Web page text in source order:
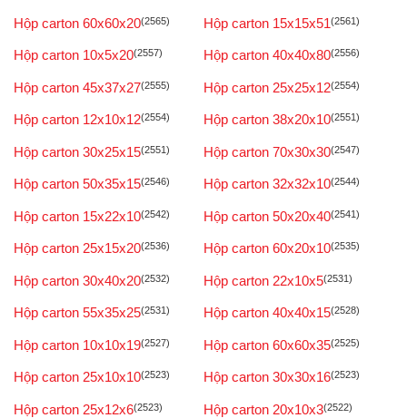
Hộp carton 60x60x20(2565) Hộp carton 15x15x51(2561)
Hộp carton 10x5x20(2557) Hộp carton 40x40x80(2556)
Hộp carton 45x37x27(2555) Hộp carton 25x25x12(2554)
Hộp carton 12x10x12(2554) Hộp carton 38x20x10(2551)
Hộp carton 30x25x15(2551) Hộp carton 70x30x30(2547)
Hộp carton 50x35x15(2546) Hộp carton 32x32x10(2544)
Hộp carton 15x22x10(2542) Hộp carton 50x20x40(2541)
Hộp carton 25x15x20(2536) Hộp carton 60x20x10(2535)
Hộp carton 30x40x20(2532) Hộp carton 22x10x5(2531)
Hộp carton 55x35x25(2531) Hộp carton 40x40x15(2528)
Hộp carton 10x10x19(2527) Hộp carton 60x60x35(2525)
Hộp carton 25x10x10(2523) Hộp carton 30x30x16(2523)
Hộp carton 25x12x6(2523) Hộp carton 20x10x3(2522)